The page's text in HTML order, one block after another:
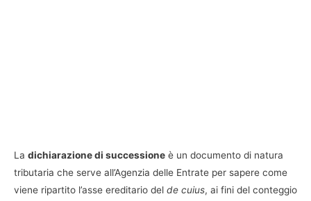
La dichiarazione di successione è un documento di natura
tributaria che serve all’Agenzia delle Entrate per sapere come
viene ripartito l’asse ereditario del de cuius, ai fini del conteggio